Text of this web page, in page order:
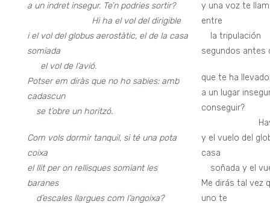
a un indret insegur. Te’n podries sortir?
Hi ha el vol del dirigible
i el vol del globus aerostàtic, el de la casa
somiada
el vol de l’avió.
Potser em diràs que no ho sabies: amb
cadascun
se t’obre un horitzó.
Com vols dormir tanquil, si té una pota
coixa
el llit per on rellisques somiant les
baranes
d’escales llargues com l’angoixa?
y una voz te
entre
la tripulación
segundos antes
que te ha
a un lugar
conseguir?
y el vuelo del
casa
soñada y el
Me dirás tal vez
uno te